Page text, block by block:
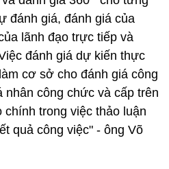
đánh giá, đánh giá của
lãnh đạo trực tiếp và
đánh giá dự kiến thực
cơ sở cho đánh giá công
nhân công chức và cấp trên
trong việc thảo luận
quả công việc" - ông Võ